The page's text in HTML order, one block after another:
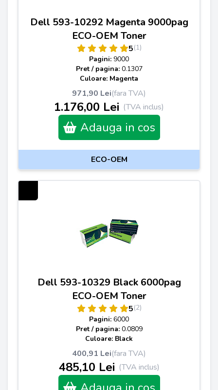
Dell 593-10292 Magenta 9000pag
ECO-OEM Toner
5(1)
Pagini: 9000
Pret / pagina: 0.1307
Culoare: Magenta
971,90 Lei(fara TVA)
1.176,00 Lei (TVA inclus)
Adauga in cos
ECO-OEM
Dell 593-10329 Black 6000pag
ECO-OEM Toner
5(2)
Pagini: 6000
Pret / pagina: 0.0809
Culoare: Black
400,91 Lei(fara TVA)
485,10 Lei (TVA inclus)